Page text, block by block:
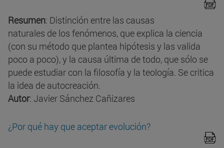
Resumen: Distinción entre las causas
naturales de los fenómenos, que explica la ciencia
(con su método que plantea hipótesis y las valida
poco a poco), y la causa última de todo, que sólo se
puede estudiar con la filosofía y la teología. Se critica
la idea de autocreación.
Autor: Javier Sánchez Cañizares
¿Por qué hay que aceptar evolución?